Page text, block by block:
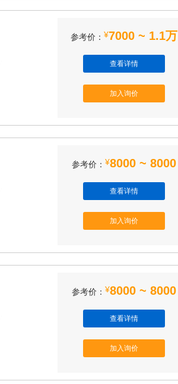
参考价： ¥7000 ~ 1.1万
查看详情
加入询价
参考价： ¥8000 ~ 8000
查看详情
加入询价
参考价： ¥8000 ~ 8000
查看详情
加入询价